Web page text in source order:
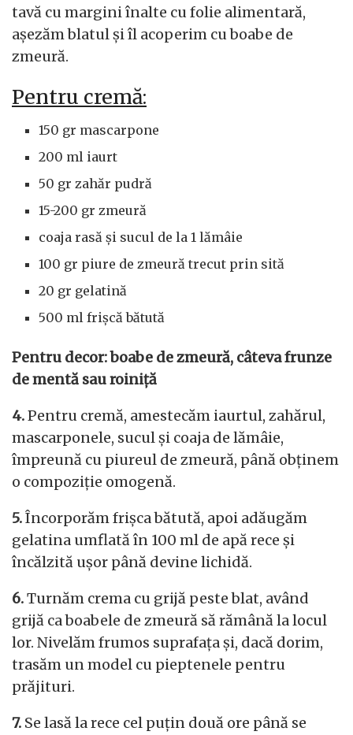
tavă cu margini înalte cu folie alimentară,
așezăm blatul și îl acoperim cu boabe de
zmeură.
Pentru cremă:
150 gr mascarpone
200 ml iaurt
50 gr zahăr pudră
15-200 gr zmeură
coaja rasă și sucul de la 1 lămâie
100 gr piure de zmeură trecut prin sită
20 gr gelatină
500 ml frișcă bătută
Pentru decor: boabe de zmeură, câteva frunze
de mentă sau roiniță
4.Pentru cremă, amestecăm iaurtul, zahărul,
mascarponele, sucul și coaja de lămâie,
împreună cu piureul de zmeură, până obținem
o compoziție omogenă.
5.Încorporăm frișca bătută, apoi adăugăm
gelatina umflată în 100 ml de apă rece și
încălzită ușor până devine lichidă.
6.Turnăm crema cu grijă peste blat, având
grijă ca boabele de zmeură să rămână la locul
lor. Nivelăm frumos suprafața și, dacă dorim,
trasăm un model cu pieptenele pentru
prăjituri.
7. Se lasă la rece cel puțin două ore până se